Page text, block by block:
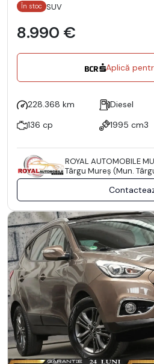
În stoc SUV
8.990 €
Aplică
228.368 km Diesel
136 cp
1995 cm3
ROYAL AUTOMOBILE
Târgu Mureş (Mun.